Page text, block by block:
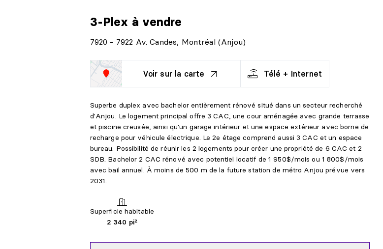
3-Plex à vendre
7920 - 7922 Av. Candes, Montréal (Anjou)
Voir sur la carte Télé + Internet
Superbe duplex avec bachelor entièrement rénové situé dans un secteur recherché
d'Anjou. Le logement principal offre 3 CAC, une cour aménagée avec grande terrasse
et piscine creusée, ainsi qu'un garage intérieur et une espace extérieur avec borne de
recharge pour véhicule électrique. Le 2e étage comprend aussi 3 CAC et un espace
bureau. Possibilité de réunir les 2 logements pour créer une propriété de 6 CAC et 2
SDB. Bachelor 2 CAC rénové avec potentiel locatif de 1 950$/mois ou 1 800$/mois
avec bail annuel. À moins de 500 m de la future station de métro Anjou prévue vers
2031.
Superficie habitable
2 340 pi²